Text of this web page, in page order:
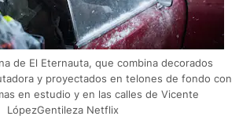
de El Eternauta, que combina decorados
y proyectados en telones de fondo con
en estudio y en las calles de Vicente
LópezGentileza Netflix